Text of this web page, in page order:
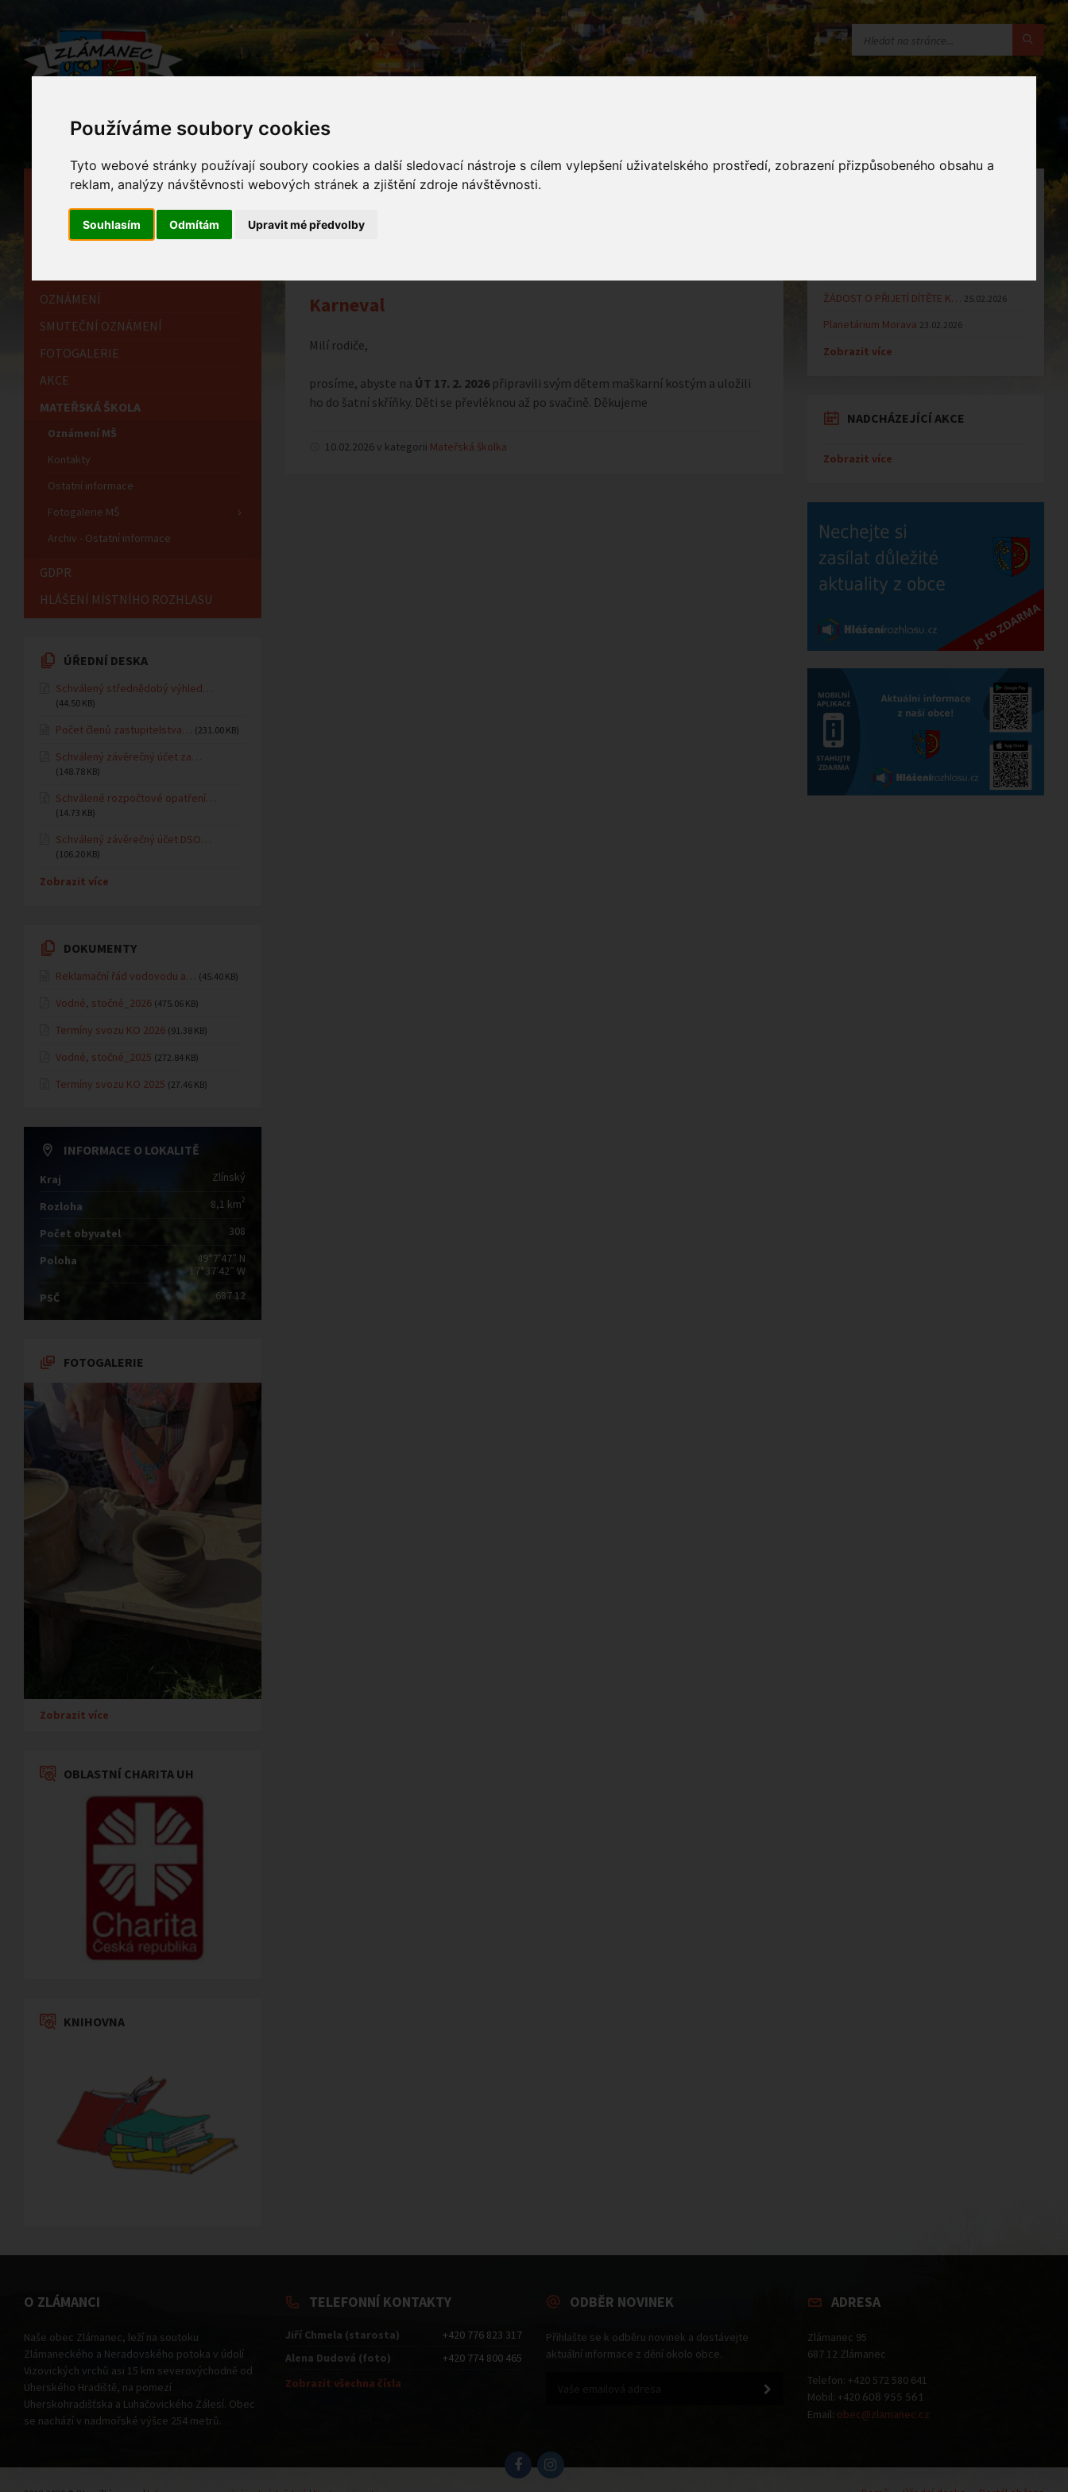
Používáme soubory cookies
Tyto webové stránky používají soubory cookies a další sledovací nástroje s cílem vylepšení uživatelského prostředí, zobrazení přizpůsobeného obsahu a
reklam, analýzy návštěvnosti webových stránek a zjištění zdroje návštěvnosti.
Souhlasím Odmítám Upravit mé předvolby
Oznámení
Karneval
Milí rodiče,
prosíme, abyste na ÚT 17. 2. 2026připravili svým dětem maškarní kostým a uložili
ho do šatní skříňky. Děti se převléknou až po svačině. Děkujeme
10.02.2026 v kategorii Mateřská školka
HLAVNÍ STRÁNKA
OBECNÍ ÚŘAD
HISTORIE
OZNÁMENÍ
SMUTEČNÍ OZNÁMENÍ
FOTOGALERIE
AKCE
MATEŘSKÁ ŠKOLA
Oznámení MŠ
Kontakty
Ostatní informace
Fotogalerie MŠ
Archiv - Ostatní informace
GDPR
HLÁŠENÍ MÍSTNÍHO ROZHLASU
ÚŘEDNÍ DESKA
Schválený střednědobý výhled…
(44.50 KB)
Počet členů zastupitelstva… (231.00 KB)
Schválený závěrečný účet za…
(148.78 KB)
Schválené rozpočtové opatření…
(14.73 KB)
Schválený závěrečný účet DSO…
(106.20 KB)
Zobrazit více
DOKUMENTY
Reklamační řád vodovodu a… (45.40 KB)
Vodné, stočné_2026 (475.06 KB)
Termíny svozu KO 2026 (91.38 KB)
Vodné, stočné_2025 (272.84 KB)
Termíny svozu KO 2025 (27.46 KB)
INFORMACE O LOKALITĚ
Kraj Zlínský
Rozloha 8,1 km2
Počet obyvatel 308
Poloha
49°7′47″ N
17°37′42″ W
PSČ
687 12
FOTOGALERIE
Zobrazit více
OBLASTNÍ CHARITA UH
KNIHOVNA
ŽÁDOST O PŘIJETÍ DÍTĚTE K… 25.02.2026
Planetárium Morava 23.02.2026
Zobrazit více
NADCHÁZEJÍCÍ AKCE
Zobrazit více
O ZLÁMANCI
Naše obec Zlámanec, leží na soutoku
Zlámaneckého a Neradovského potoka v údolí
Vizovických vrchů asi 15 km severovýchodně od
Uherského Hradiště, na pomezí
Uherskohradišťska a Luhačovického Zálesí. Obec
se nachází v nadmořské výšce 254 metrů.
TELEFONNÍ KONTAKTY
Jiří Chmela (starosta)
+420 776 823 317
Alena Dudová (foto)
+420 774 800 465
Zobrazit všechna čísla
ODBĚR NOVINEK
Přihlašte se k odběru novinek a dostávejte
aktuální informace z dění okolo obce.
ADRESA
Zlámanec 95
687 12 Zlámanec
Telefon: +420 572 580 641
Mobil: +420 608 955 561
Email: obec@zlamanec.cz